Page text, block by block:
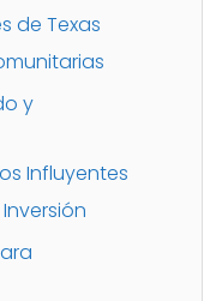
de Texas
y
Influyentes